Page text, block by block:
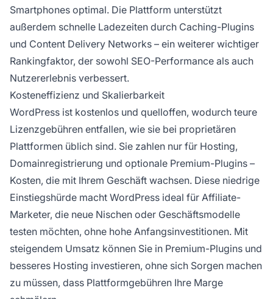
Smartphones optimal. Die Plattform unterstützt
außerdem schnelle Ladezeiten durch Caching-Plugins
und Content Delivery Networks – ein weiterer wichtiger
Rankingfaktor, der sowohl SEO-Performance als auch
Nutzererlebnis verbessert.
Kosteneffizienz und Skalierbarkeit
WordPress ist kostenlos und quelloffen, wodurch teure
Lizenzgebühren entfallen, wie sie bei proprietären
Plattformen üblich sind. Sie zahlen nur für Hosting,
Domainregistrierung und optionale Premium-Plugins –
Kosten, die mit Ihrem Geschäft wachsen. Diese niedrige
Einstiegshürde macht WordPress ideal für Affiliate-
Marketer, die neue Nischen oder Geschäftsmodelle
testen möchten, ohne hohe Anfangsinvestitionen. Mit
steigendem Umsatz können Sie in Premium-Plugins und
besseres Hosting investieren, ohne sich Sorgen machen
zu müssen, dass Plattformgebühren Ihre Marge